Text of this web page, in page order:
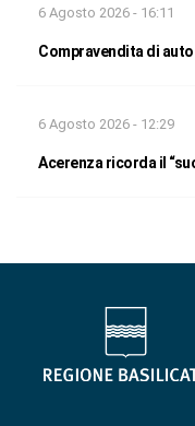
6 Agosto 2026 - 16:11
Compravendita di
6 Agosto 2026 - 12:29
Acerenza ricorda il